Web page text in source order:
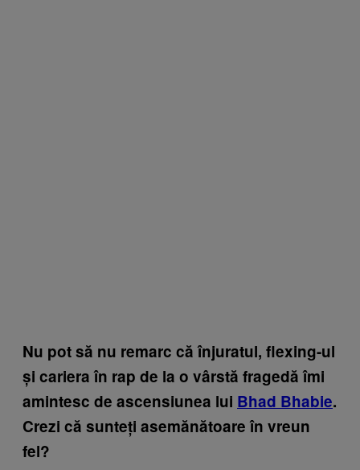
Nu pot să nu remarc că înjuratul, flexing-ul
și cariera în rap de la o vârstă fragedă îmi
amintesc de ascensiunea lui Bhad Bhabie.
Crezi că sunteți asemănătoare în vreun
fel?